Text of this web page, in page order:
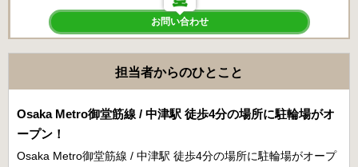
お問い合わせ
担当者からのひとこと
Osaka Metro御堂筋線 / 中津駅 徒歩4分の場所に駐輪場がオ
ープン！
Osaka Metro御堂筋線 / 中津駅 徒歩4分の場所に駐輪場がオープ